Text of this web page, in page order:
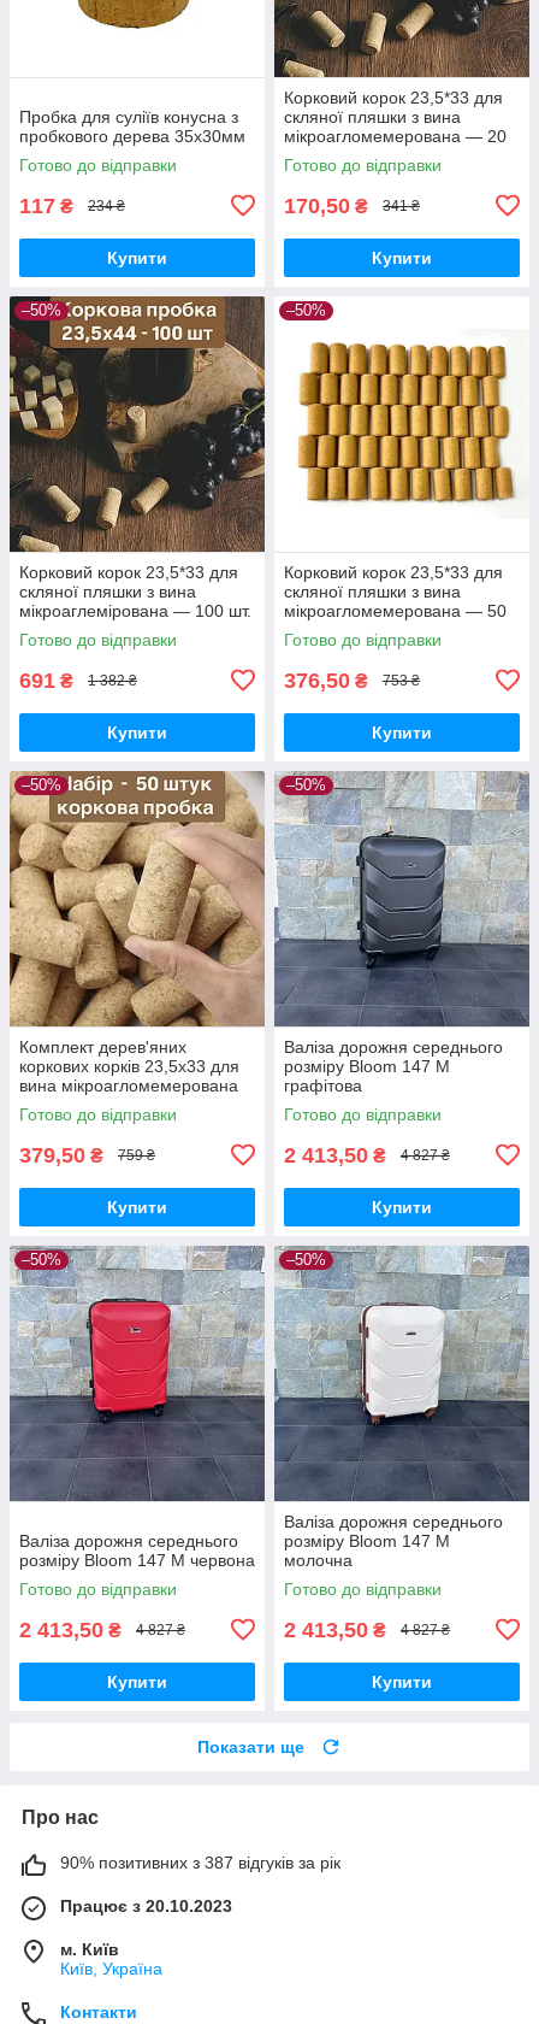
Пробка для суліїв конусна з
пробкового дерева 35x30мм
Готово до відправки
117 ₴ 234 ₴
Купити
Корковий корок 23,5*33 для
скляної пляшки з вина
мікроагломемерована — 20
шт.
Готово до відправки
170,50 ₴ 341 ₴
Купити
–50%
Корковий корок 23,5*33 для
скляної пляшки з вина
мікроаглемірована — 100 шт.
Готово до відправки
691 ₴ 1 382 ₴
Купити
–50%
Корковий корок 23,5*33 для
скляної пляшки з вина
мікроагломемерована — 50
шт.
Готово до відправки
376,50 ₴ 753 ₴
Купити
–50%
Комплект дерев'яних
коркових корків 23,5х33 для
вина мікроагломемерована
— 50 шт.
Готово до відправки
379,50 ₴ 759 ₴
Купити
–50%
Валіза дорожня середнього
розміру Bloom 147 M
графітова
Готово до відправки
2 413,50 ₴ 4 827 ₴
Купити
–50%
Валіза дорожня середнього
розміру Bloom 147 M червона
Готово до відправки
2 413,50 ₴ 4 827 ₴
Купити
–50%
Валіза дорожня середнього
розміру Bloom 147 M
молочна
Готово до відправки
2 413,50 ₴ 4 827 ₴
Купити
Показати ще
Про нас
90% позитивних з 387 відгуків за рік
Працює з 20.10.2023
м. Київ
Київ, Україна
Контакти